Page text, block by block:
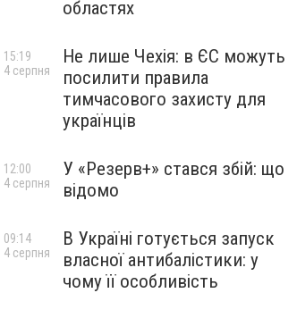
областях
Не лише Чехія: в ЄС можуть
посилити правила
тимчасового захисту для
українців
15:19
4 серпня
У «Резерв+» стався збій: що
відомо
12:00
4 серпня
В Україні готується запуск
власної антибалістики: у
чому її особливість
09:14
4 серпня